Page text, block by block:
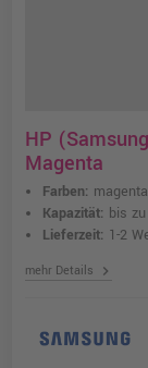
HP
Magenta
Farben: magenta
Kapazität: bis
Lieferzeit: 1-2
mehr Details chevron_right